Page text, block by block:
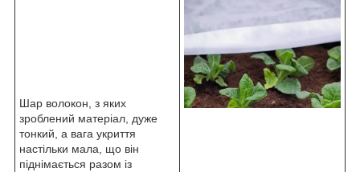
Шар волокон, з яких
зроблений матеріал, дуже
тонкий, а вага укриття
настільки мала, що він
піднімається разом із